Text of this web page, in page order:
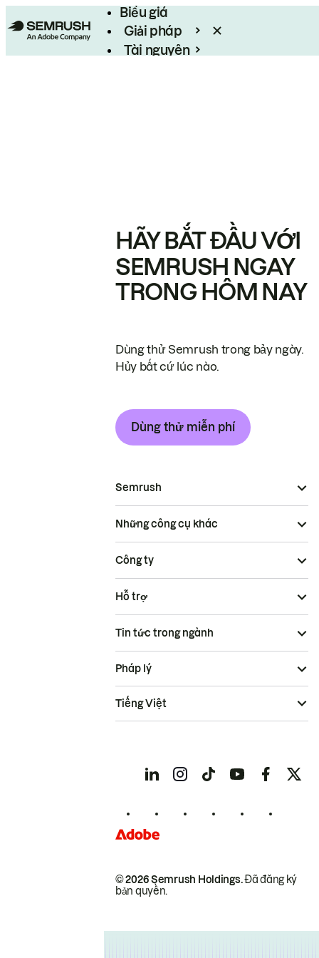
Biểu giá
Giải pháp
Tài nguyên
HÃY BẮT ĐẦU VỚI
SEMRUSH NGAY
TRONG HÔM NAY
Dùng thử Semrush trong bảy ngày.
Hủy bất cứ lúc nào.
Dùng thử miễn phí
Semrush
Những công cụ khác
Công ty
Hỗ trợ
Tin tức trong ngành
© 2026 Semrush Holdings.Đã đăng ký
bản quyền.
Pháp lý
Tiếng Việt